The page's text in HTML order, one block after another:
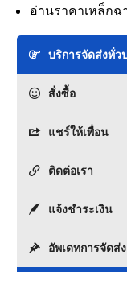
อ่านราคาเหล็กฉ
บริการจัดส่งทั่ว
สั่งซื้อ
แชร์ให้เพื่อน
ติดต่อเรา
แจ้งชำระเงิน
อัพเดทการจัดส่ง